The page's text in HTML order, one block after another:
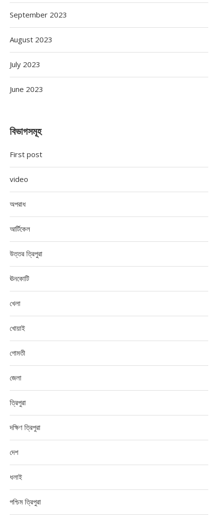
September 2023
August 2023
July 2023
June 2023
বিভাগসমূহ
First post
video
অপরাধ
আর্টিকেল
উত্তর ত্রিপুরা
ঊনকোটি
খেলা
খোয়াই
গোমতী
জেলা
ত্রিপুরা
দক্ষিণ ত্রিপুরা
দেশ
ধলাই
পশ্চিম ত্রিপুরা